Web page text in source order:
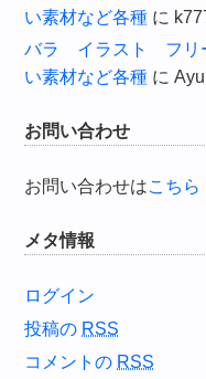
い素材など各種 に
バラ イラスト フリ
い素材など各種 に
お問い合わせ
お問い合わせはこちら
メタ情報
ログイン
投稿の RSS
コメントの RSS